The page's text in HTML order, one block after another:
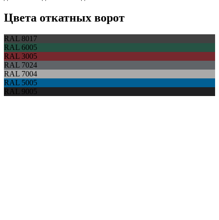
Цвета откатных ворот
RAL 8017
RAL 6005
RAL 3005
RAL 7024
RAL 7004
RAL 5005
RAL 9005